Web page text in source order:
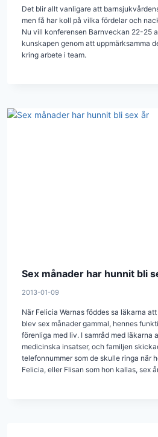
Det blir allt vanligare att
men få har koll på vilka fördelar och
Nu vill konferensen Barnveckan 22-25
kunskapen genom att uppmärksamma
kring arbete i team.
Sex månader har hunnit bli
2013-01-09
När Felicia Warnas föddes sa läkarna
blev sex månader gammal, hennes
förenliga med liv. I samråd med läkarna
medicinska insatser, och familjen
telefonnummer som de skulle ringa när
Felicia, eller Flisan som hon kallas, sex